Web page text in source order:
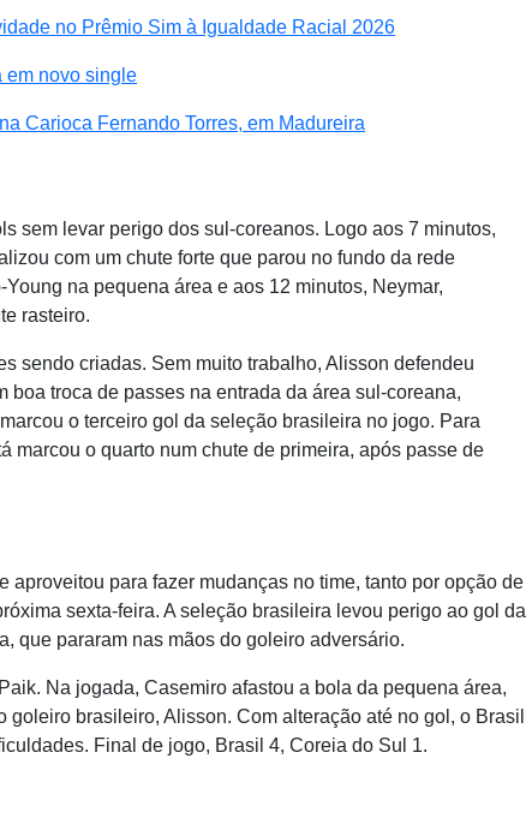
no Prêmio Sim à Igualdade Racial 2026
em novo single
Carioca Fernando Torres, em Madureira
sem levar perigo dos sul-coreanos. Logo aos 7 minutos,
com um chute forte que parou no fundo da rede
na pequena área e aos 12 minutos, Neymar,
rasteiro.
sendo criadas. Sem muito trabalho, Alisson defendeu
troca de passes na entrada da área sul-coreana,
o terceiro gol da seleção brasileira no jogo. Para
marcou o quarto num chute de primeira, após passe de
para fazer mudanças no time, tanto por opção de
sexta-feira. A seleção brasileira levou perigo ao gol da
que pararam nas mãos do goleiro adversário.
Na jogada, Casemiro afastou a bola da pequena área,
brasileiro, Alisson. Com alteração até no gol, o Brasil
Final de jogo, Brasil 4, Coreia do Sul 1.